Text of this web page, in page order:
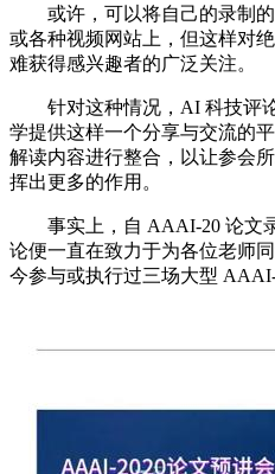
或许，可以将自己的录制的
或各种视频网站上，但这样对
难获得感兴趣者的广泛关注。
针对这种情况，AI 科技评论
学提供这样一个分享与交流的
解读内容进行整合，以让参会
挥出更多的作用。
事实上，自 AAAI-20 论文
论便一直在致力于为各位老师
今参与或执行过三场大型